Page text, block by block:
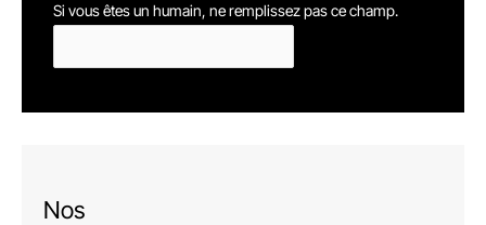
Si vous êtes un humain, ne remplissez pas ce champ.
Nos